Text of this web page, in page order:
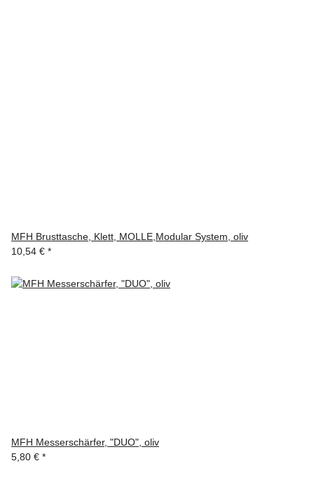
MFH Brusttasche, Klett, MOLLE,Modular System, oliv
10,54 € *
MFH Messerschärfer, "DUO", oliv
5,80 € *